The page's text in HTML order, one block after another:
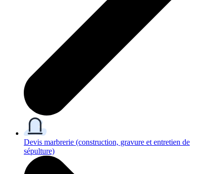
Devis marbrerie (construction, gravure et entretien de
sépulture)